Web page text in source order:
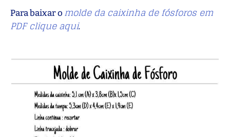
Para baixar o molde da caixinha de fósforos em
PDF clique aqui.